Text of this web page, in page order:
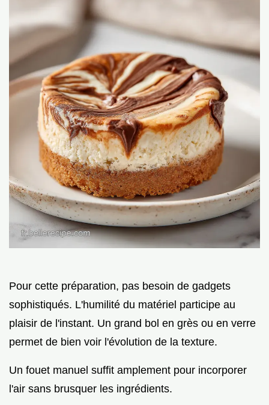
Pour cette préparation, pas besoin de gadgets
sophistiqués. L'humilité du matériel participe au
plaisir de l'instant. Un grand bol en grès ou en verre
permet de bien voir l'évolution de la texture.
Un fouet manuel suffit amplement pour incorporer
l'air sans brusquer les ingrédients.